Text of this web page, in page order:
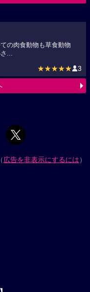
の肉食動物も草食動物
...
★★★★★ 3
（広告を非表示にするには）